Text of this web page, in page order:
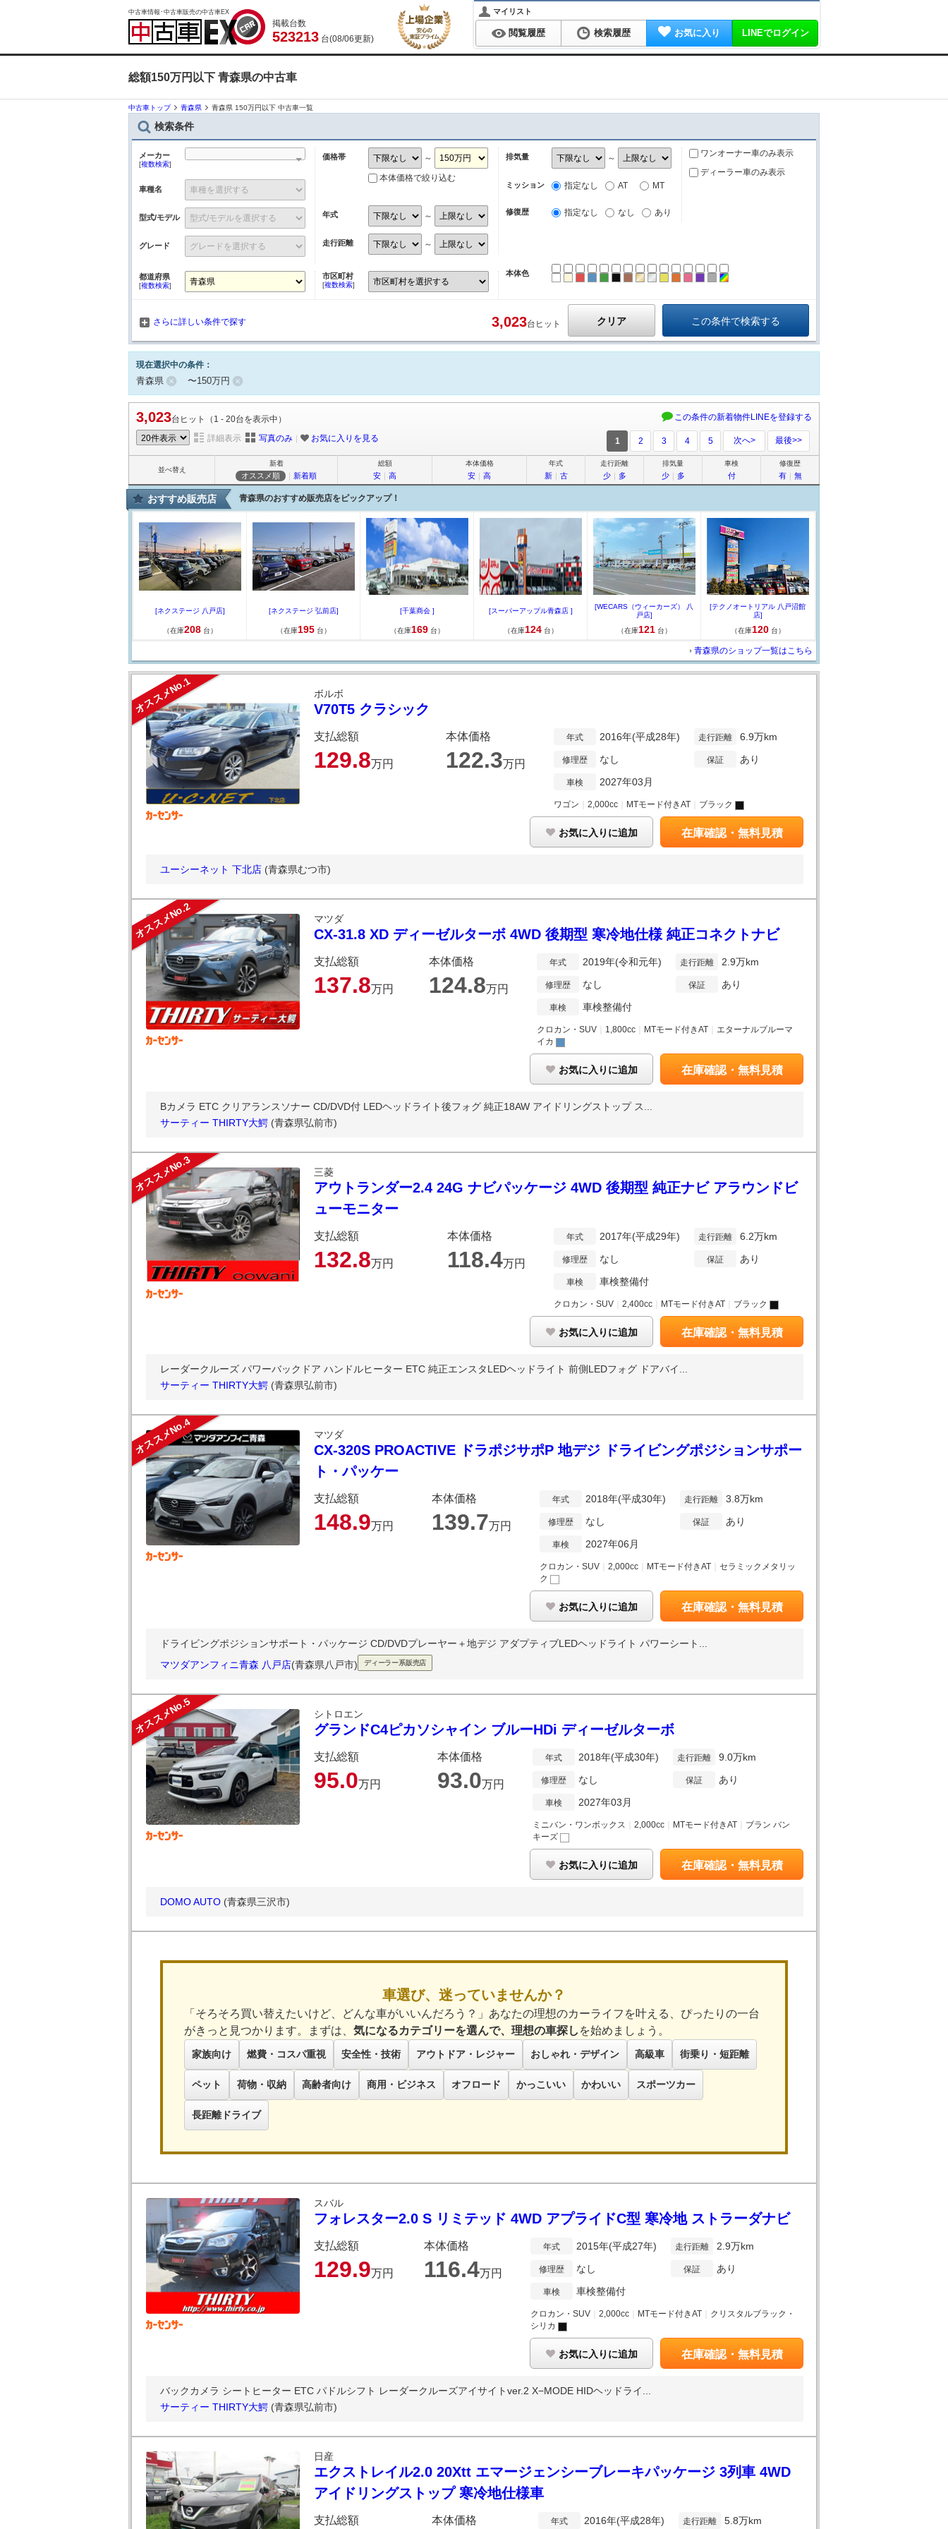
中古車情報･中古車販売の中古車EX
掲載台数
523213 台(08/06更新)
マイリスト
閲覧履歴 検索履歴 お気に入り LINEでログイン
総額150万円以下 青森県の中古車
中古車トップ 青森県 青森県 150万円以下 中古車一覧
検索条件
メーカー
[複数検索]
車種名
型式/モデル
グレード
価格帯 ～
本体価格で絞り込む
年式 ～
走行距離 ～
排気量 ～
ミッション 指定なし AT MT
修復歴 指定なし なし あり
ワンオーナー車のみ表示
ディーラー車のみ表示
都道府県
[複数検索]
市区町村
[複数検索]
本体色
レッドブルーグリーン
ブラック
ブラウンゴールド パープル
グレー
さらに詳しい条件で探す クリア
3,023台ヒット
現在選択中の条件：
青森県 〜150万円
3,023台ヒット（1 - 20台を表示中） この条件の新着物件LINEを登録する
詳細表示 写真のみ ｜ お気に入りを見る 1 2 3 4 5 次へ> 最後>>
並べ替え
新着
オススメ順 ｜ 新着順
総額
安 ｜ 高
本体価格
安 ｜ 高
年式
新｜ 古
走行距離
少｜ 多
排気量
少｜ 多
車検
付
修復歴
有｜ 無
おすすめ販売店 青森県のおすすめ販売店をピックアップ！
[ネクステージ 八戸店]
（在庫208 台）
[ネクステージ 弘前店]
（在庫195 台）
[千葉商会 ]
（在庫169 台）
[スーパーアップル青森店 ]
（在庫124 台）
[WECARS（ウィーカーズ） 八
戸店]
（在庫121 台）
[テクノオートリアル 八戸沼館
店]
（在庫120 台）
青森県のショップ一覧はこちら
オススメNo.1 ボルボ
V70T5 クラシック
支払総額
129.8万円
本体価格
122.3万円
年式 2016年(平成28年)
修理歴 なし
車検 2027年03月
走行距離 6.9万km
保証 あり
ワゴン 2,000cc MTモード付きAT ブラック
お気に入りに追加 在庫確認・無料見積
ユーシーネット 下北店 (青森県むつ市)
オススメNo.2 マツダ
CX-31.8 XD ディーゼルターボ 4WD 後期型 寒冷地仕様 純正コネクトナビ
支払総額
137.8万円
本体価格
124.8万円
年式 2019年(令和元年)
修理歴 なし
車検 車検整備付
走行距離 2.9万km
保証 あり
クロカン・SUV｜ 1,800cc｜ MTモード付きAT｜ エターナルブルーマ
イカ
お気に入りに追加 在庫確認・無料見積
Bカメラ ETC クリアランスソナー CD/DVD付 LEDヘッドライト後フォグ 純正18AW アイドリングストップ ス...
サーティー THIRTY大鰐 (青森県弘前市)
オススメNo.3 三菱
アウトランダー2.4 24G ナビパッケージ 4WD 後期型 純正ナビ アラウンドビ
ューモニター
支払総額
132.8万円
本体価格
118.4万円
年式 2017年(平成29年)
修理歴 なし
車検 車検整備付
走行距離 6.2万km
保証 あり
クロカン・SUV 2,400cc MTモード付きAT ブラック
お気に入りに追加 在庫確認・無料見積
レーダークルーズ パワーバックドア ハンドルヒーター ETC 純正エンスタLEDヘッドライト 前側LEDフォグ ドアバイ...
サーティー THIRTY大鰐 (青森県弘前市)
オススメNo.4 マツダ
CX-320S PROACTIVE ドラポジサポP 地デジ ドライビングポジションサポー
ト・パッケー
支払総額
148.9万円
本体価格
139.7万円
年式 2018年(平成30年)
修理歴 なし
車検 2027年06月
走行距離 3.8万km
保証 あり
クロカン・SUV ｜2,000cc MTモード付きAT ｜セラミックメタリッ
ク
お気に入りに追加 在庫確認・無料見積
ドライビングポジションサポート・パッケージ CD/DVDプレーヤー＋地デジ アダプティブLEDヘッドライト パワーシート...
マツダアンフィニ青森 八戸店(青森県八戸市) ディーラー系販売店
オススメNo.5 シトロエン
グランドC4ピカソシャイン ブルーHDi ディーゼルターボ
支払総額
95.0万円
本体価格
93.0万円
年式 2018年(平成30年)
修理歴 なし
車検 2027年03月
走行距離 9.0万km
保証 あり
ミニバン・ワンボックス ｜2,000cc MTモード付きAT
ブラン バン
キーズ
お気に入りに追加 在庫確認・無料見積
DOMO AUTO (青森県三沢市)
車選び、迷っていませんか？
「そろそろ買い替えたいけど、どんな車がいいんだろう？」あなたの理想のカーライフを叶える、ぴったりの一台
がきっと見つかります。まずは、 気になるカテゴリーを選んで、理想の車探し を始めましょう。
家族向け 燃費・コスパ重視 安全性・技術 アウトドア・レジャー おしゃれ・デザイン 高級車 街乗り・短距離
ペット 荷物・収納 高齢者向け 商用・ビジネス オフロード かっこいい かわいい スポーツカー
長距離ドライブ
スバル
フォレスター2.0 S リミテッド 4WD アプライドC型 寒冷地 ストラーダナビ
支払総額
129.9万円
本体価格
116.4万円
年式 2015年(平成27年)
修理歴 なし
車検 車検整備付
走行距離 2.9万km
保証 あり
クロカン・SUV｜ 2,000cc｜ MTモード付きAT｜
クリスタルブラック・
シリカ
お気に入りに追加 在庫確認・無料見積
バックカメラ シートヒーター ETC パドルシフト レーダークルーズアイサイトver.2 X−MODE HIDヘッドライ...
サーティー THIRTY大鰐 (青森県弘前市)
日産
エクストレイル2.0 20Xtt エマージェンシーブレーキパッケージ 3列車 4WD
アイドリングストップ 寒冷地仕様車
支払総額 本体価格 年式 2016年(平成28年) 走行距離 5.8万km